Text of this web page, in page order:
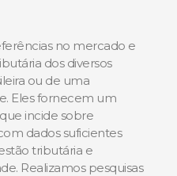
no mercado e
dos diversos
ou de uma
Eles fornecem um
incide sobre
dados suficientes
tributária e
Realizamos pesquisas